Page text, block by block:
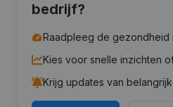
bedrijf?
Raadpleeg de gezondheid
Kies voor snelle inzichten
Krijg updates van